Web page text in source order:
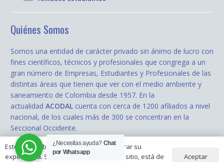
Quiénes Somos
Somos una entidad de carácter privado sin ánimo de lucro con
fines científicos, técnicos y profesionales que congrega a un
gran número de Empresas, Estudiantes y Profesionales de las
distintas áreas que tienen que ver con el medio ambiente y
saneamiento de Colombia desde 1957. En la
actualidad ACODAL cuenta con cerca de 1200 afiliados a nivel
nacional, de los cuales más de 300 se concentran en la
Seccional Occidente.
todos los derechos reservados © 2020 ACODAL Occidente
por:Cobalto.Media
¿Necesitas ayuda? Chat
por Whatsapp
Este sitio web utiliza cookies para mejorar su
experiencia. Si continúa utilizando este sitio, está de
Aceptar